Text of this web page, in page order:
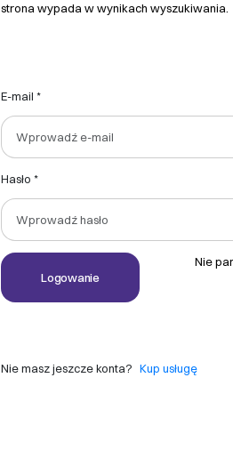
strona wypada w wynikach wyszukiwania.
e-mail *
hasło *
Logowanie
Nie
Nie masz jeszcze konta? Kup usługę